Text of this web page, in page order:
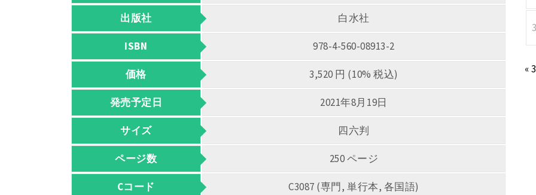
出版社 白水社
ISBN 978-4-560-08913-2
価格 3,520 円 (10% 税込)
発売予定日 2021年8月19日
サイズ 四六判
ページ数 250 ページ
Cコード C3087 (専門, 単行本, 各国語)
«